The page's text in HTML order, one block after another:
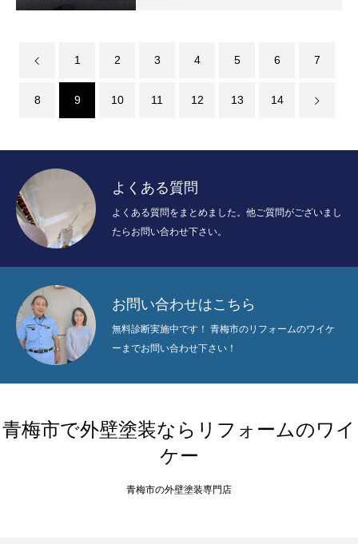
1 2 3 4 5 6 7
8 9 10 11 12 13 14
よくある質問
よくある質問をまとめました。他ご質問がございまし
たらお問い合わせ下さい。
お問い合わせはこちら
無料診断実施中です！ 青梅市のリフォームのワイケ
ーまでお問い合わせ下さい！
青梅市で外壁塗装ならリフォームのワイ
ケー
青梅市の外壁塗装専門店